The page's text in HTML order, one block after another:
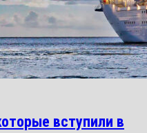
вступили в